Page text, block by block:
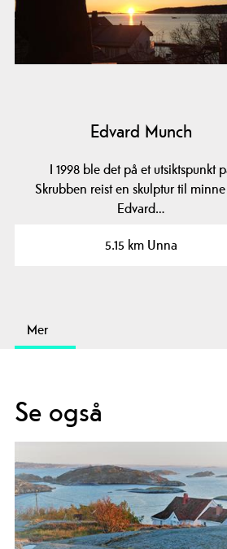
Edvard Munch
I 1998 ble det på et utsiktspunkt
Skrubben reist en skulptur til
Edvard…
5.15 km Unna
Mer
Se også